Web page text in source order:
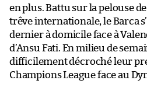
en plus. Battu sur la pelouse
trêve internationale, le Barca
dernier à domicile face à
d’Ansu Fati. En milieu de
difficilement décroché leur
Champions League face au